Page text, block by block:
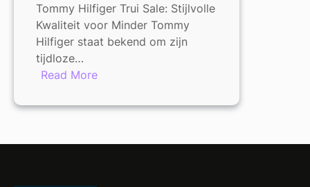
Tommy Hilfiger Trui Sale: Stijlvolle
Kwaliteit voor Minder Tommy
Hilfiger staat bekend om zijn
tijdloze…
Read More:
Hilfiger
Sale: